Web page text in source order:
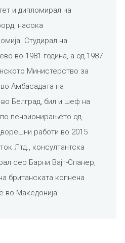
и дипломирал на
насока
Студирал на
во 1981 година, а од 1987
Министерство за
Амбасадата на
Белград, бил и шеф на
пензионирањето од
работи во 2015
Лтд., консултантска
сер Барни Вајт-Спанер,
британската копнена
во Македонија.